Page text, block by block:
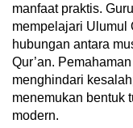
manfaat praktis.
mempelajari Ulumul
hubungan antara
Qur’an.
menghindari
menemukan bentuk
modern.